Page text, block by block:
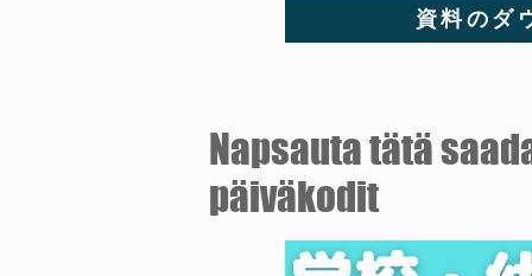
資料のダ
​Napsauta tätä
päiväkodit